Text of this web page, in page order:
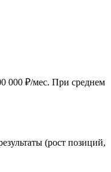
000 ₽/мес. При среднем
(рост позиций,